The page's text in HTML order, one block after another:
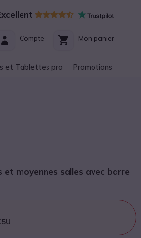
Mon panier
Compte
et Tablettes pro Promotions
moyennes salles avec barre